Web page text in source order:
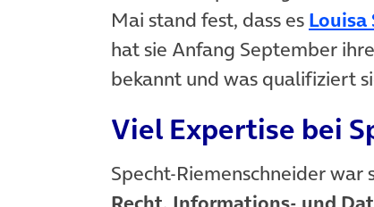
Mai stand fest, dass es Louisa
hat sie Anfang September
bekannt und was qualifiziert
Viel Expertise bei
Specht-Riemenschneider war